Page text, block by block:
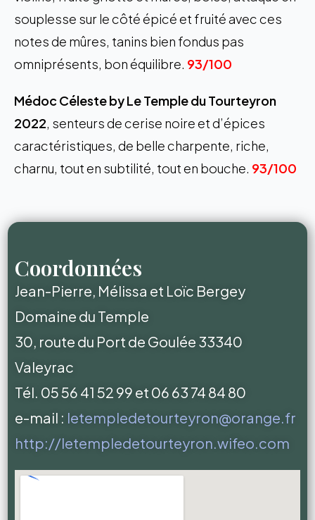
souplesse sur le côté épicé et fruité avec ces
notes de mûres, tanins bien fondus pas
omniprésents, bon équilibre. 93/100
Médoc Céleste by Le Temple du Tourteyron
2022 , senteurs de cerise noire et d’épices
caractéristiques, de belle charpente, riche,
charnu, tout en subtilité, tout en bouche. 93/100
Coordonnées
Jean-Pierre, Mélissa et Loïc Bergey
Domaine du Temple
30, route du Port de Goulée 33340
Valeyrac
Tél. 05 56 41 52 99 et 06 63 74 84 80
e-mail : letempledetourteyron@orange.fr
http://letempledetourteyron.wifeo.com